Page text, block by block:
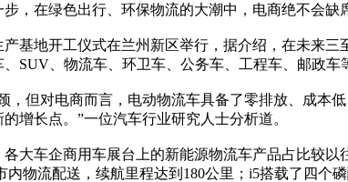
，在绿色出行、环保物流的大潮中，电商绝不会缺
基地开工仪式在兰州新区举行，据介绍，在未来
SUV、物流车、环卫车、公务车、工程车、邮政
但对电商而言，电动物流车具备了零排放、成本
增长点。”一位汽车行业研究人士分析道。
大车企商用车展台上的新能源物流车产品占比较
物流配送，续航里程达到180公里；i5搭载了四